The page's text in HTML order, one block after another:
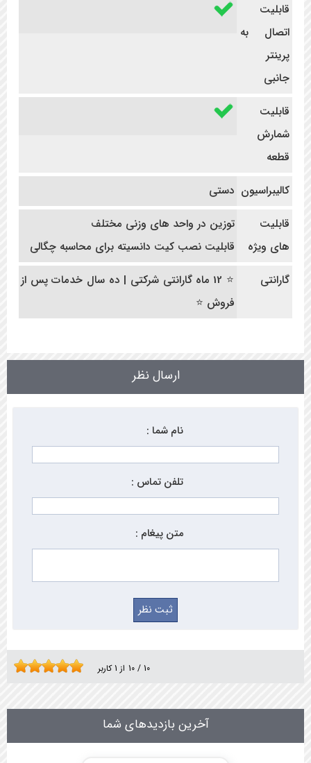
قابلیت
اتصال به
پرینتر
جانبی
قابلیت
شمارش
قطعه
کالیبراسیون دستی
قابلیت
های ویژه
توزین در واحد های وزنی مختلف
قابلیت نصب کیت دانسیته برای محاسبه چگالی
گارانتی
⭐ 12 ماه گارانتی شرکتی | ده سال خدمات پس از
فروش ⭐
ارسال نظر
نام شما :
تلفن تماس :
متن پیغام :
10 / 10 از 1کاربر
آخرین بازدیدهای شما